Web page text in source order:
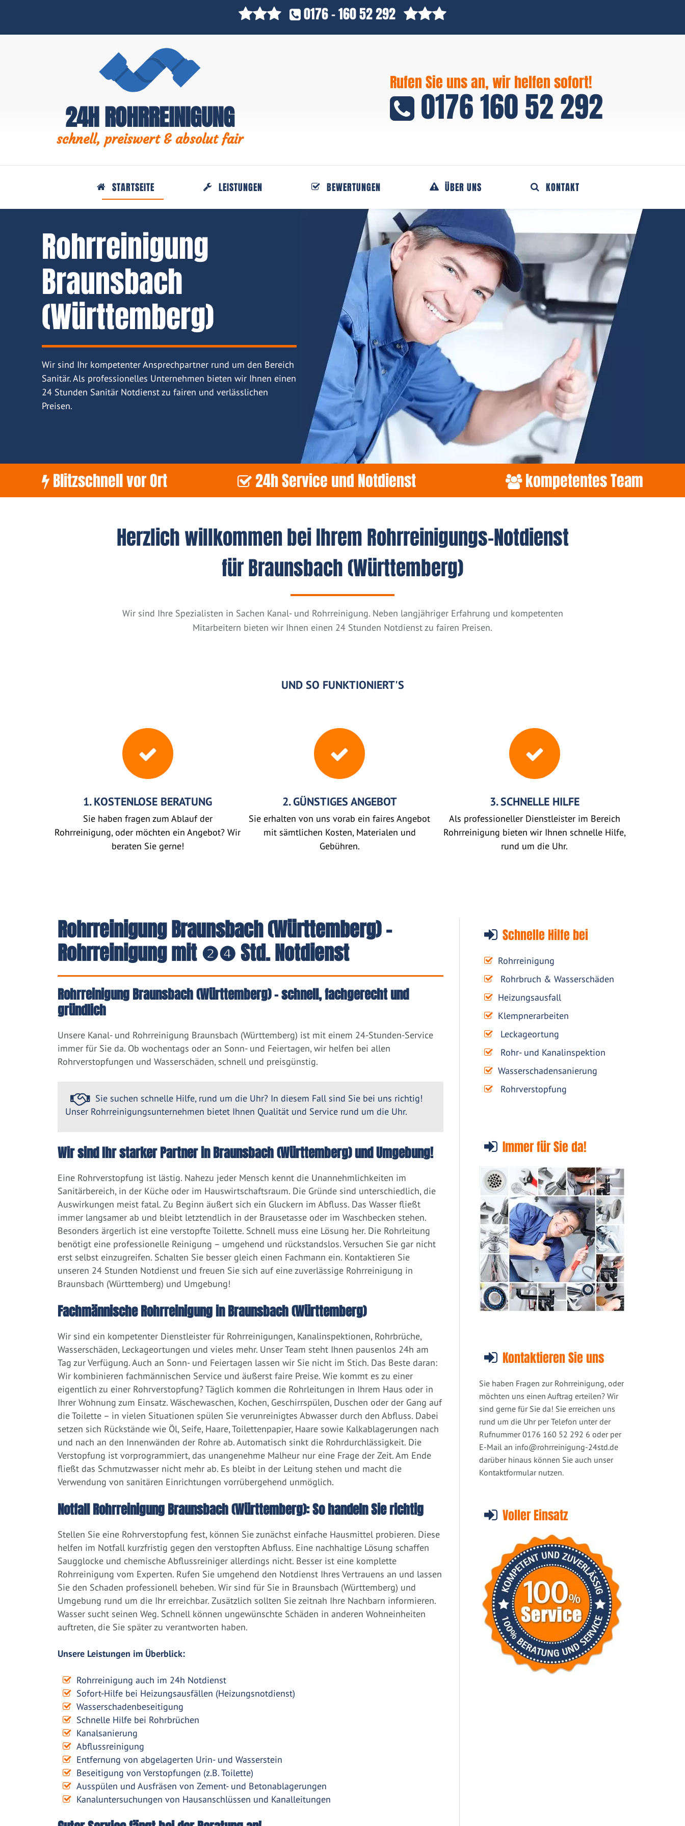
0176 - 160 52 292
Rufen Sie uns an, wir helfen sofort!
0176 160 52 292
24H ROHRREINIGUNG
schnell, preiswert & absolut fair
STARTSEITE LEISTUNGEN BEWERTUNGEN ÜBER UNS KONTAKT
Rohrreinigung
Braunsbach
(Württemberg)
Wir sind Ihr kompetenter Ansprechpartner rund um den Bereich
Sanitär. Als professionelles Unternehmen bieten wir Ihnen einen
24 Stunden Sanitär Notdienst zu fairen und verlässlichen
Preisen.
Blitzschnell vor Ort 24h Service und Notdienst kompetentes Team
Herzlich willkommen bei Ihrem Rohrreinigungs-Notdienst
für Braunsbach (Württemberg)
Wir sind Ihre Spezialisten in Sachen Kanal- und Rohrreinigung. Neben langjähriger Erfahrung und kompetenten
Mitarbeitern bieten wir Ihnen einen 24 Stunden Notdienst zu fairen Preisen.
UND SO FUNKTIONIERT'S
1. KOSTENLOSE BERATUNG
Sie haben fragen zum Ablauf der
Rohrreinigung, oder möchten ein Angebot? Wir
beraten Sie gerne!
2. GÜNSTIGES ANGEBOT
Sie erhalten von uns vorab ein faires Angebot
mit sämtlichen Kosten, Materialen und
Gebühren.
3. SCHNELLE HILFE
Als professioneller Dienstleister im Bereich
Rohrreinigung bieten wir Ihnen schnelle Hilfe,
rund um die Uhr.
Schnelle Hilfe bei
Rohrreinigung
Rohrbruch & Wasserschäden
Heizungsausfall
Klempnerarbeiten
Leckageortung
Rohr- und Kanalinspektion
Wasserschadensanierung
Rohrverstopfung
Immer für Sie da!
Kontaktieren Sie uns
Sie haben Fragen zur Rohrreinigung, oder
möchten uns einen Auftrag erteilen? Wir
sind gerne für Sie da! Sie erreichen uns
rund um die Uhr per Telefon unter der
Rufnummer 0176 160 52 292 6 oder per
E-Mail an info@rohrreinigung-24std.de
darüber hinaus können Sie auch unser
Kontaktformular nutzen.
Rohrreinigung Braunsbach (Württemberg) -
Rohrreinigung mit ❷❹ Std. Notdienst
Rohrreinigung Braunsbach (Württemberg) – schnell, fachgerecht und
gründlich
Unsere Kanal- und Rohrreinigung Braunsbach (Württemberg) ist mit einem 24-Stunden-Service
immer für Sie da. Ob wochentags oder an Sonn- und Feiertagen, wir helfen bei allen
Rohrverstopfungen und Wasserschäden, schnell und preisgünstig.
Sie suchen schnelle Hilfe, rund um die Uhr? In diesem Fall sind Sie bei uns richtig!
Unser Rohrreinigungsunternehmen bietet Ihnen Qualität und Service rund um die Uhr.
Wir sind Ihr starker Partner in Braunsbach (Württemberg) und Umgebung!
Eine Rohrverstopfung ist lästig. Nahezu jeder Mensch kennt die Unannehmlichkeiten im
Sanitärbereich, in der Küche oder im Hauswirtschaftsraum. Die Gründe sind unterschiedlich, die
Auswirkungen meist fatal. Zu Beginn äußert sich ein Gluckern im Abfluss. Das Wasser fließt
immer langsamer ab und bleibt letztendlich in der Brausetasse oder im Waschbecken stehen.
Besonders ärgerlich ist eine verstopfte Toilette. Schnell muss eine Lösung her. Die Rohrleitung
benötigt eine professionelle Reinigung – umgehend und rückstandslos. Versuchen Sie gar nicht
erst selbst einzugreifen. Schalten Sie besser gleich einen Fachmann ein. Kontaktieren Sie
unseren 24 Stunden Notdienst und freuen Sie sich auf eine zuverlässige Rohrreinigung in
Braunsbach (Württemberg) und Umgebung!
Fachmännische Rohrreinigung in Braunsbach (Württemberg)
Wir sind ein kompetenter Dienstleister für Rohrreinigungen, Kanalinspektionen, Rohrbrüche,
Wasserschäden, Leckageortungen und vieles mehr. Unser Team steht Ihnen pausenlos 24h am
Tag zur Verfügung. Auch an Sonn- und Feiertagen lassen wir Sie nicht im Stich. Das Beste daran:
Wir kombinieren fachmännischen Service und äußerst faire Preise. Wie kommt es zu einer
eigentlich zu einer Rohrverstopfung? Täglich kommen die Rohrleitungen in Ihrem Haus oder in
Ihrer Wohnung zum Einsatz. Wäschewaschen, Kochen, Geschirrspülen, Duschen oder der Gang auf
die Toilette – in vielen Situationen spülen Sie verunreinigtes Abwasser durch den Abfluss. Dabei
setzen sich Rückstände wie Öl, Seife, Haare, Toilettenpapier, Haare sowie Kalkablagerungen nach
und nach an den Innenwänden der Rohre ab. Automatisch sinkt die Rohrdurchlässigkeit. Die
Verstopfung ist vorprogrammiert, das unangenehme Malheur nur eine Frage der Zeit. Am Ende
fließt das Schmutzwasser nicht mehr ab. Es bleibt in der Leitung stehen und macht die
Verwendung von sanitären Einrichtungen vorrübergehend unmöglich.
Notfall Rohrreinigung Braunsbach (Württemberg): So handeln Sie richtig
Stellen Sie eine Rohrverstopfung fest, können Sie zunächst einfache Hausmittel probieren. Diese
helfen im Notfall kurzfristig gegen den verstopften Abfluss. Eine nachhaltige Lösung schaffen
Saugglocke und chemische Abflussreiniger allerdings nicht. Besser ist eine komplette
Rohrreinigung vom Experten. Rufen Sie umgehend den Notdienst Ihres Vertrauens an und lassen
Sie den Schaden professionell beheben. Wir sind für Sie in Braunsbach (Württemberg) und
Umgebung rund um die Ihr erreichbar. Zusätzlich sollten Sie zeitnah Ihre Nachbarn informieren.
Wasser sucht seinen Weg. Schnell können ungewünschte Schäden in anderen Wohneinheiten
auftreten, die Sie später zu verantworten haben.
Unsere Leistungen im Überblick:
Rohrreinigung auch im 24h Notdienst
Sofort-Hilfe bei Heizungsausfällen (Heizungsnotdienst)
Wasserschadenbeseitigung
Schnelle Hilfe bei Rohrbrüchen
Kanalsanierung
Abflussreinigung
Entfernung von abgelagerten Urin- und Wasserstein
Beseitigung von Verstopfungen (z.B. Toilette)
Ausspülen und Ausfräsen von Zement- und Betonablagerungen
Kanaluntersuchungen von Hausanschlüssen und Kanalleitungen
Voller Einsatz